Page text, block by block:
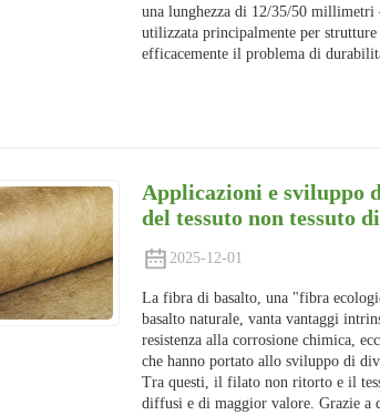
una lunghezza di 12/35/50 millimetri
utilizzata principalmente per
efficacemente il problema di
Applicazioni e sviluppo
del tessuto non tessuto
2025-12-01
La fibra di basalto, una "fibra
basalto naturale, vanta vantaggi
resistenza alla corrosione chimica,
che hanno portato allo sviluppo di
Tra questi, il filato non ritorto e il
diffusi e di maggior valore. Grazie a